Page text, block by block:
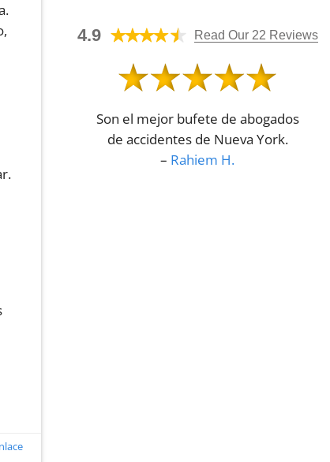
en
accidentes
bicicleta
en
Queens,
la
comprensión
los
daños
económicos
Queens,
Nueva
York
4.9 Read Our 22 Reviews
Son el mejor bufete de abogados
de accidentes de Nueva York.
– Rahiem H.